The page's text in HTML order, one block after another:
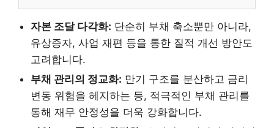
자본 조달 다각화: 단순히 부채 축소뿐만 아니라,
유상증자, 사업 재편 등을 통한 질적 개선 방안도
고려합니다.
부채 관리의 정교화: 만기 구조를 분산하고 금리
변동 위험을 헤지하는 등, 적극적인 부채 관리를
통해 재무 안정성을 더욱 강화합니다.